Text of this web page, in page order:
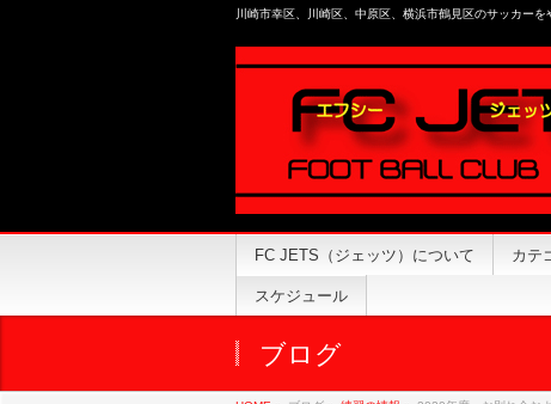
川崎市幸区、川崎区、中原区、横浜市鶴見区のサッカー
FC JETS（ジェッツ）について カテ
スケジュール
ブログ